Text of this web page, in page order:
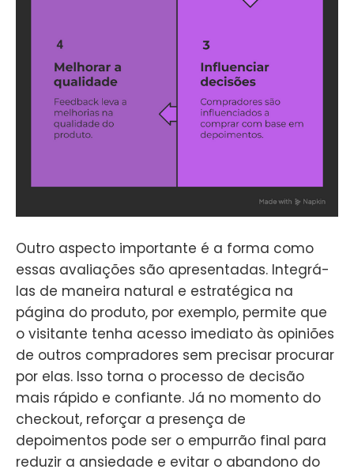
Outro aspecto importante é a forma como
essas avaliações são apresentadas. Integrá-
las de maneira natural e estratégica na
página do produto, por exemplo, permite que
o visitante tenha acesso imediato às opiniões
de outros compradores sem precisar procurar
por elas. Isso torna o processo de decisão
mais rápido e confiante. Já no momento do
checkout, reforçar a presença de
depoimentos pode ser o empurrão final para
reduzir a ansiedade e evitar o abandono do